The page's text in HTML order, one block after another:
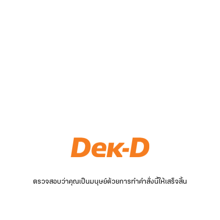
ตรวจสอบว่าคุณเป็นมนุษย์ด้วยการทำคำสั่งนี้ให้เสร็จสิ้น